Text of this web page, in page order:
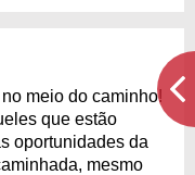
meio do caminho!
que estão
oportunidades da
mesmo